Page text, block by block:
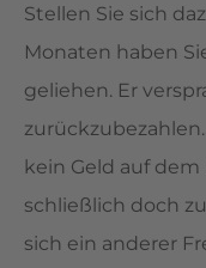
Stellen Sie sich
Monaten haben
geliehen. Er
kein Geld auf dem
schließlich doch
sich ein anderer